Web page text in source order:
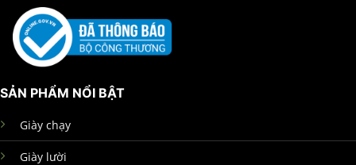
SẢN PHẨM NỔI BẬT
Giày chạy
Giày lười